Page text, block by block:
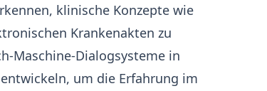
klinische Konzepte wie
Krankenakten zu
Maschine-Dialogsysteme in
um die Erfahrung im